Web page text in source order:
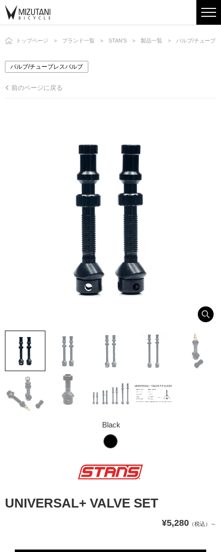
トップページ ブランド一覧 STAN’S 製品一覧 バルブ/チューブ
バルブ/チューブレスバルブ
前のページに戻る
UNIVERSAL+ VALVE SET
¥5,280 （税込）～
Black